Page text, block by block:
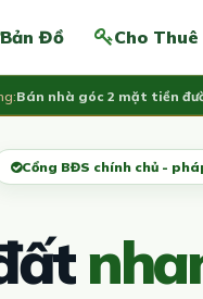
Bản Đồ Cho Thuê
nhà góc 2 mặt tiền đường
Cổng BĐS chính chủ -